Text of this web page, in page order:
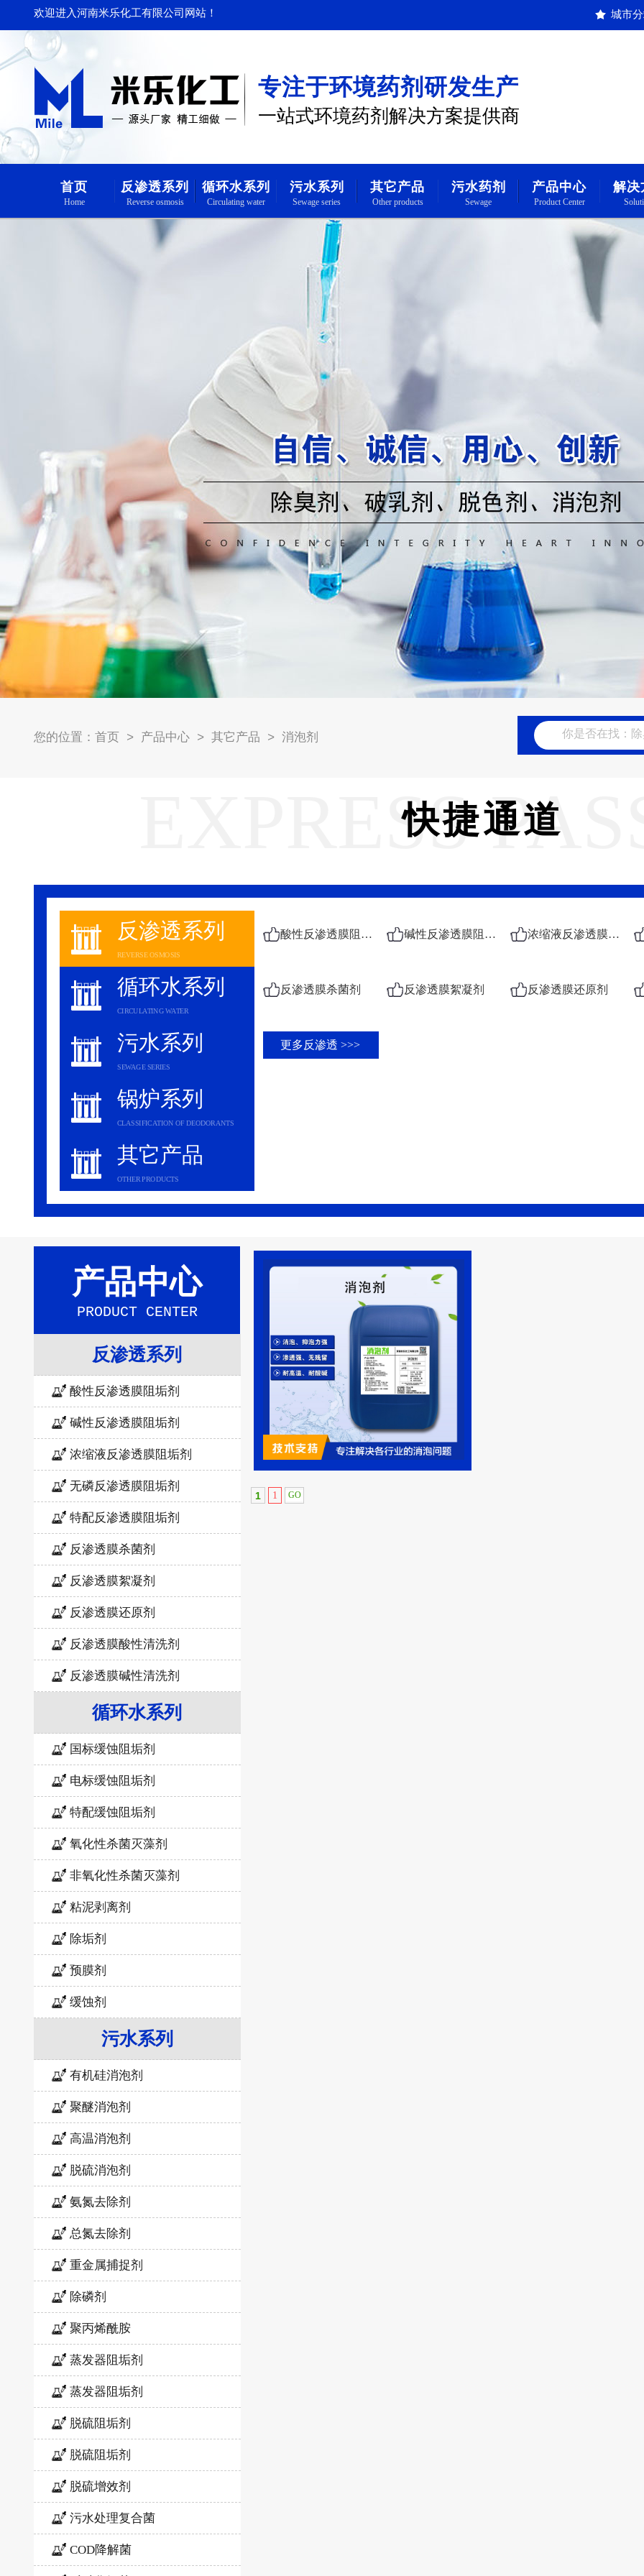
欢迎进入河南米乐化工有限公司网站！ 城市
专注于环境药剂研发生产
一站式环境药剂解决方案提供商
首页
Home
反渗透系列
Reverse osmosis
循环水系列
Circulating water
污水系列
Sewage series
其它产品
Other products
污水药剂
Sewage
产品中心
Product Center
解决
您的位置： 首页 > 产品中心 > 其它产品 > 消泡剂
EXPRESS快捷通道
反渗透系列
REVERSE OSMOSIS
循环水系列
CIRCULATING WATER
污水系列
SEWAGE SERIES
锅炉系列
CLASSIFICATION OF DEODORANTS
其它产品
OTHER PRODUCTS
酸性反渗透膜阻垢剂 碱性反渗透膜阻垢剂 浓缩液反渗透膜阻垢剂
反渗透膜杀菌剂 反渗透膜絮凝剂 反渗透膜还原剂
更多反渗透 >>>
产品中心
PRODUCT CENTER
反渗透系列
酸性反渗透膜阻垢剂
碱性反渗透膜阻垢剂
浓缩液反渗透膜阻垢剂
无磷反渗透膜阻垢剂
特配反渗透膜阻垢剂
反渗透膜杀菌剂
反渗透膜絮凝剂
反渗透膜还原剂
反渗透膜酸性清洗剂
反渗透膜碱性清洗剂
循环水系列
国标缓蚀阻垢剂
电标缓蚀阻垢剂
特配缓蚀阻垢剂
氧化性杀菌灭藻剂
非氧化性杀菌灭藻剂
粘泥剥离剂
除垢剂
预膜剂
缓蚀剂
污水系列
有机硅消泡剂
聚醚消泡剂
高温消泡剂
脱硫消泡剂
氨氮去除剂
总氮去除剂
重金属捕捉剂
除磷剂
聚丙烯酰胺
蒸发器阻垢剂
蒸发器阻垢剂
脱硫阻垢剂
脱硫阻垢剂
脱硫增效剂
污水处理复合菌
COD降解菌
1 1